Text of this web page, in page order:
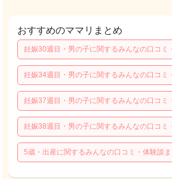
おすすめのママリまとめ
妊娠30週目・男の子に関するみんなの口コミ
妊娠34週目・男の子に関するみんなの口コミ
妊娠37週目・男の子に関するみんなの口コミ
妊娠38週目・男の子に関するみんなの口コミ
5歳・出産に関するみんなの口コミ・体験談